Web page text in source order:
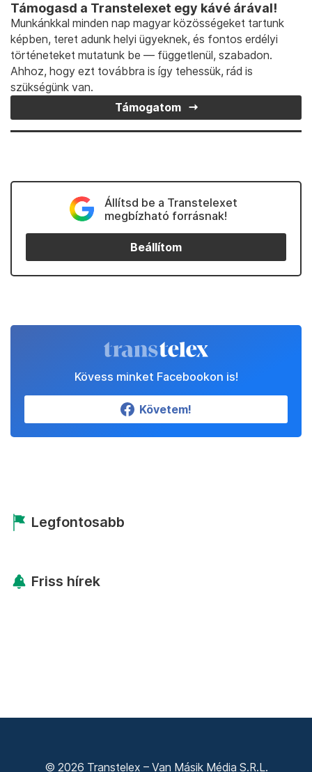
Támogasd a Transtelexet egy kávé árával!
Munkánkkal minden nap magyar közösségeket tartunk
képben, teret adunk helyi ügyeknek, és fontos erdélyi
történeteket mutatunk be — függetlenül, szabadon.
Ahhoz, hogy ezt továbbra is így tehessük, rád is
szükségünk van.
Támogatom
Állítsd be a Transtelexet
megbízható forrásnak!
Beállítom
Kövess minket Facebookon is!
Követem!
Legfontosabb
Friss hírek
© 2026 Transtelex – Van Másik Média S.R.L.